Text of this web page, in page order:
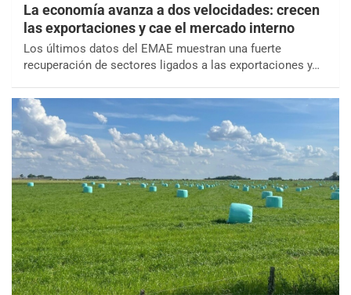
La economía avanza a dos velocidades: crecen
las exportaciones y cae el mercado interno
Los últimos datos del EMAE muestran una fuerte
recuperación de sectores ligados a las exportaciones y…